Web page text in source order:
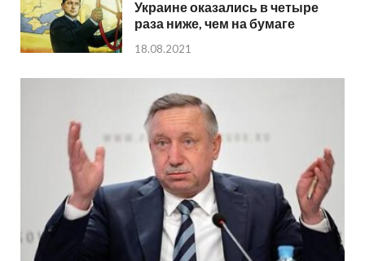
Украине оказались в четыре
раза ниже, чем на бумаге
18.08.2021